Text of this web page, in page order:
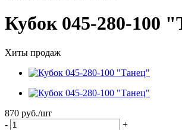
Кубок 045-280-100
Хиты продаж
870 руб./шт
-
+